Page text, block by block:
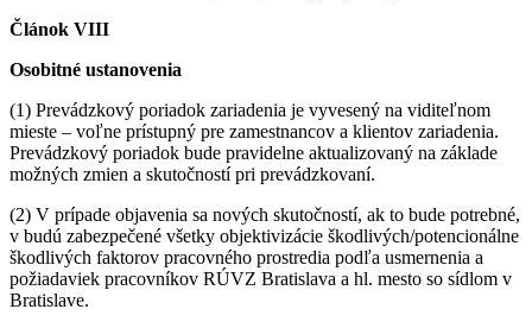
Článok VIII
Osobitné ustanovenia
(1) Prevádzkový poriadok zariadenia je vyvesený na viditeľnom
mieste – voľne prístupný pre zamestnancov a klientov zariadenia.
Prevádzkový poriadok bude pravidelne aktualizovaný na základe
možných zmien a skutočností pri prevádzkovaní.
(2) V prípade objavenia sa nových skutočností, ak to bude potrebné,
v budú zabezpečené všetky objektivizácie škodlivých/potencionálne
škodlivých faktorov pracovného prostredia podľa usmernenia a
požiadaviek pracovníkov RÚVZ Bratislava a hl. mesto so sídlom v
Bratislave.